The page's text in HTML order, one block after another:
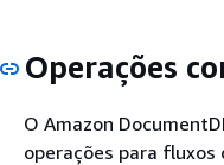
Operações
O Amazon
operações para fluxos